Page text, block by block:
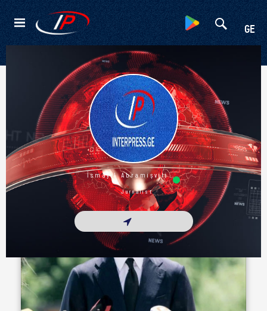
GE
Kateqoriyalar
İsmayıl Abramişvili
Jurnalist
Ətraflı